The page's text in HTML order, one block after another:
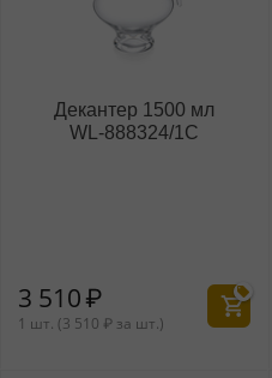
Декантер 1500 мл
WL‑888324/1C
3 510₽
1 шт. (3 510 ₽ за шт.)